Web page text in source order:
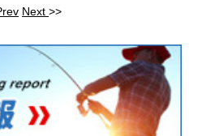
Next >>